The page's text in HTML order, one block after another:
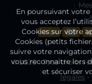
En poursuivant
vous acceptez
Cookies sur votre
Cookies (petits
suivre votre
vous reconnaitre lors
et sécuriser
© 2026 - Tous droits
légales -